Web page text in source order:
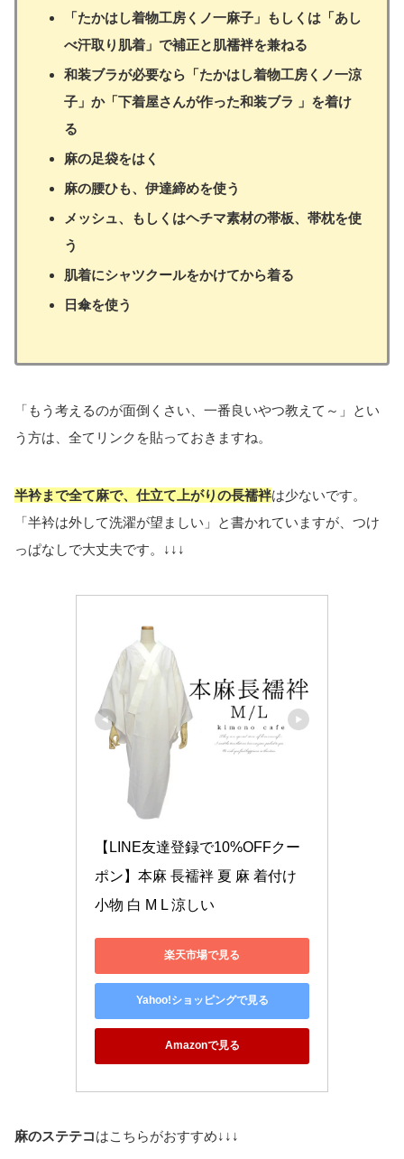
「たかはし着物工房くノ一麻子」もしくは「あし
べ汗取り肌着」で補正と肌襦袢を兼ねる
和装ブラが必要なら「たかはし着物工房くノ一涼
子」か「下着屋さんが作った和装ブラ 」を着け
る
麻の足袋をはく
麻の腰ひも、伊達締めを使う
メッシュ、もしくはヘチマ素材の帯板、帯枕を使
う
肌着にシャツクールをかけてから着る
日傘を使う
「もう考えるのが面倒くさい、一番良いやつ教えて～」とい
う方は、全てリンクを貼っておきますね。
半衿まで全て麻で、仕立て上がりの長襦袢は少ないです。
「半衿は外して洗濯が望ましい」と書かれていますが、つけ
っぱなしで大丈夫です。↓↓↓
【LINE友達登録で10%OFFクー
ポン】本麻 長襦袢 夏 麻 着付け
小物 白 M L 涼しい
楽天市場で見る
Yahoo!ショッピングで見る
Amazonで見る
麻のステテコはこちらがおすすめ↓↓↓